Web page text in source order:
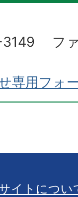
3149 フ
専用フォ
イトについ